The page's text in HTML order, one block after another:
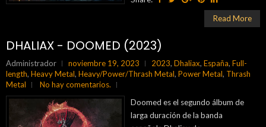
Read More
DHALIAX - DOOMED (2023)
Administrador noviembre 19, 2023 2023, Dhaliax, España, Full-
length, Heavy Metal, Heavy/Power/Thrash Metal, Power Metal, Thrash
Metal
No hay comentarios.
Doomed es el segundo álbum de
larga duración de la banda